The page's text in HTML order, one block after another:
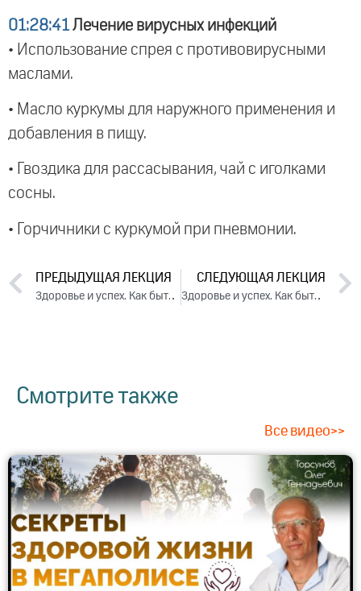
01:28:41 Лечение вирусных инфекций
• Использование спрея с противовирусными
маслами.
• Масло куркумы для наружного применения и
добавления в пищу.
• Гвоздика для рассасывания, чай с иголками
сосны.
• Горчичники с куркумой при пневмонии.
ПРЕДЫДУЩАЯ ЛЕКЦИЯ
Здоровье и успех. Как быть активным и не разрушать себя. День 3. Часть 1 (2025)
СЛЕДУЮЩАЯ ЛЕКЦИЯ
Здоровье и успех. Как быть активным и не разрушать себя. День 1. Часть 1 (2025)
Смотрите также
Все видео>>